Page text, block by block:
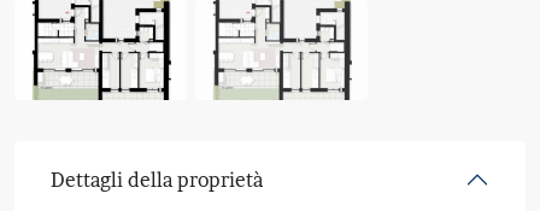
Dettagli della proprietà